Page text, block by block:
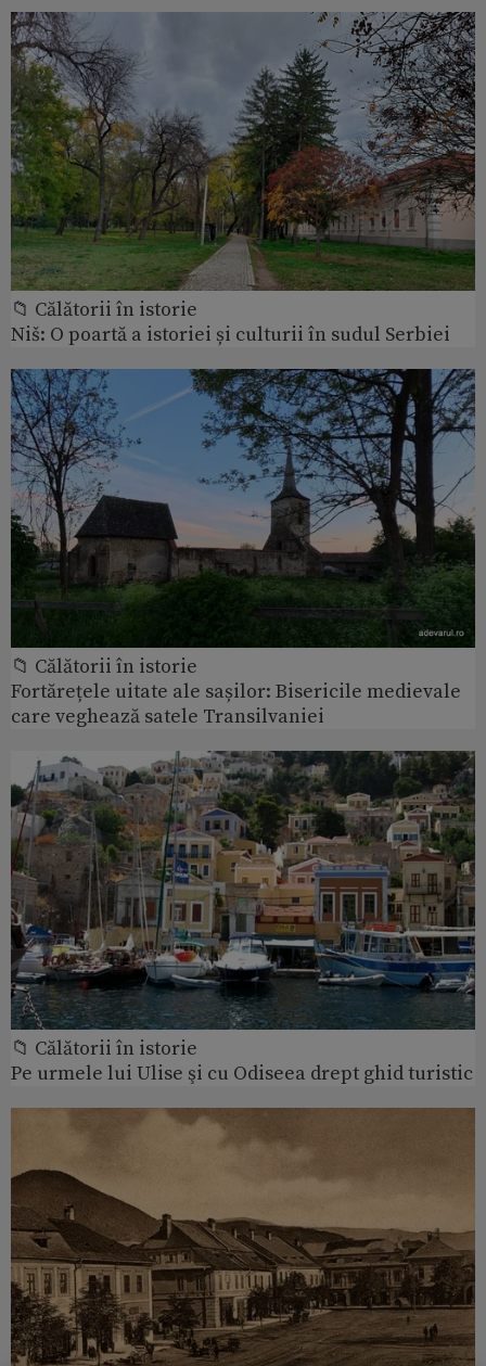
📁 Călătorii în istorie
Niš: O poartă a istoriei și culturii în sudul Serbiei
📁 Călătorii în istorie
Fortărețele uitate ale sașilor: Bisericile medievale
care veghează satele Transilvaniei
📁 Călătorii în istorie
Pe urmele lui Ulise şi cu Odiseea drept ghid turistic